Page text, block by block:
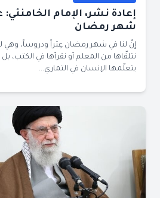
إعادة نشر، الإمام
شهر رمضان
إنّ لنا في شهر رمضان عِبَراً ودروساً،
نتلقّاها من المعلم أو نقرأها في الكتب،
يتعلّمها الإنسان في التماري...